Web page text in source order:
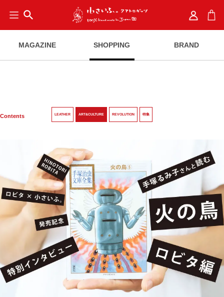
search
MAGAZINE SHOPPING BRAND
Contents LEATHER ART&CULTURE REVOLUTION 特集